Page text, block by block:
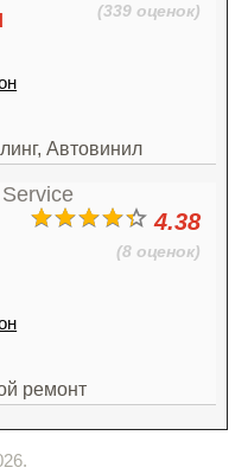
(339 оценок)
Автовинил
4.38
(8 оценок)
ремонт